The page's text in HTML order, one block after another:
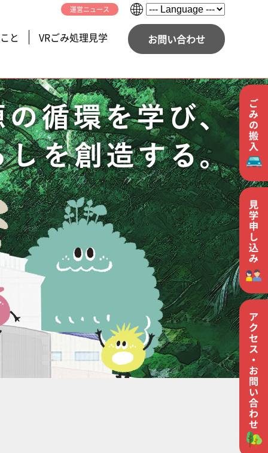
運営ニュース
と VRごみ処理見学 お問い合わせ